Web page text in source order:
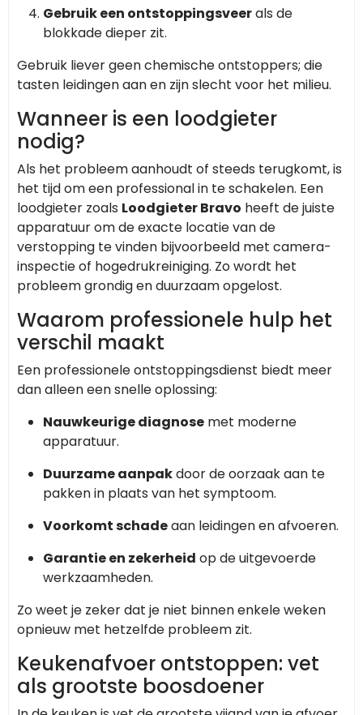
Gebruik een ontstoppingsveerals de
blokkade dieper zit.
Gebruik liever geen chemische ontstoppers; die
tasten leidingen aan en zijn slecht voor het milieu.
Wanneer is een loodgieter
nodig?
Als het probleem aanhoudt of steeds terugkomt, is
het tijd om een professional in te schakelen. Een
loodgieter zoals Loodgieter Bravo heeft de juiste
apparatuur om de exacte locatie van de
verstopping te vinden bijvoorbeeld met camera-
inspectie of hogedrukreiniging. Zo wordt het
probleem grondig en duurzaam opgelost.
Waarom professionele hulp het
verschil maakt
Een professionele ontstoppingsdienst biedt meer
dan alleen een snelle oplossing:
Nauwkeurige diagnose met moderne
apparatuur.
Duurzame aanpakdoor de oorzaak aan te
pakken in plaats van het symptoom.
Voorkomt schadeaan leidingen en afvoeren.
Garantie en zekerheid op de uitgevoerde
werkzaamheden.
Zo weet je zeker dat je niet binnen enkele weken
opnieuw met hetzelfde probleem zit.
Keukenafvoer ontstoppen: vet
als grootste boosdoener